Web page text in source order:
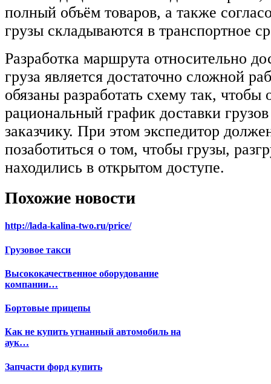
полный объём товаров, а также
грузы складываются в транспортное
Разработка маршрута относительно
груза является достаточно сложной
обязаны разработать схему так, чтобы
рациональный график доставки
заказчику. При этом экспедитор
позаботиться о том, чтобы грузы,
находились в открытом доступе.
Похожие новости
http://lada-kalina-two.ru/price/
Грузовое такси
Высококачественное оборудование
компании…
Бортовые прицепы
Как не купить угнанный автомобиль на
аук…
Запчасти форд купить